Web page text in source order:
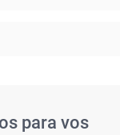
para vos